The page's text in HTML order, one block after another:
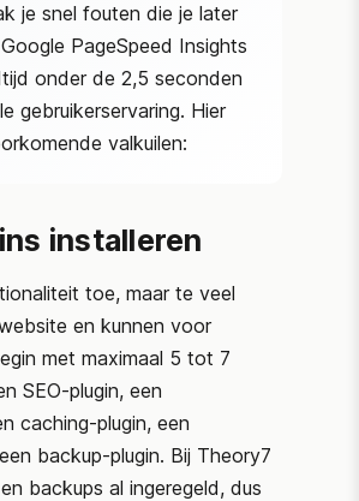
je snel fouten die je later
Google PageSpeed Insights
onder de 2,5 seconden
gebruikerservaring. Hier
valkuilen:
installeren
toe, maar te veel
en kunnen voor
met maximaal 5 tot 7
SEO-plugin, een
caching-plugin, een
backup-plugin. Bij Theory7
backups al ingeregeld, dus